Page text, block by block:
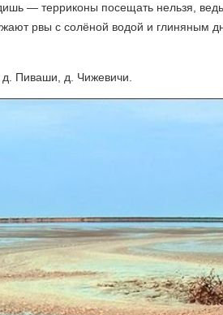
— терриконы посещать нельзя,
рвы с солёной водой и
Пиваши, д. Чижевичи.